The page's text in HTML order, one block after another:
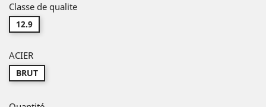
Classe de qualite
12.9
ACIER
BRUT